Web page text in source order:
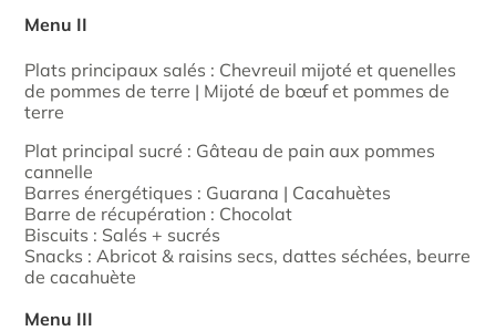
Menu II
Plats principaux salés : Chevreuil mijoté et quenelles
de pommes de terre | Mijoté de bœuf et pommes de
terre
Plat principal sucré : Gâteau de pain aux pommes
cannelle
Barres énergétiques : Guarana | Cacahuètes
Barre de récupération : Chocolat
Biscuits : Salés + sucrés
Snacks : Abricot & raisins secs, dattes séchées, beurre
de cacahuète
Menu III